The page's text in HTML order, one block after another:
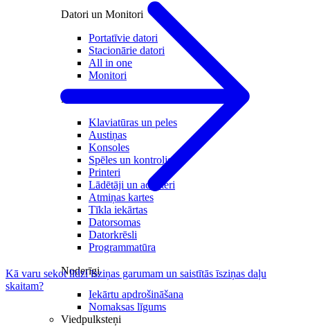
Datori un Monitori
Portatīvie datori
Stacionārie datori
All in one
Monitori
Piederumi
Klaviatūras un peles
Austiņas
Konsoles
Spēles un kontrolieri
Printeri
Lādētāji un adapteri
Atmiņas kartes
Tīkla iekārtas
Datorsomas
Datorkrēsli
Programmatūra
Noderīgi
Iekārtu apdrošināšana
Nomaksas līgums
Viedpulksteņi
Kā varu sekot līdzi īsziņas garumam un saistītās īsziņas daļu
skaitam?